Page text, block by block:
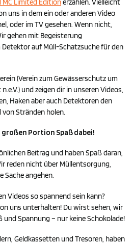
uns in dem ein oder anderen Video
oder im TV gesehen. Wenn nicht,
gehen mit Begeisterung
auf Müll-Schatzsuche für den
(Verein zum Gewässerschutz um
und zeigen dir in unseren Videos,
Haken aber auch Detektoren den
von Stränden holen.
Portion Spaß dabei!
Beitrag und haben Spaß daran,
reden nicht über Müllentsorgung,
Sache angehen.
Videos so spannend sein kann?
uns unterhalten! Du wirst sehen, wir
und Spannung – nur keine Schokolade!
Geldkassetten und Tresoren, haben